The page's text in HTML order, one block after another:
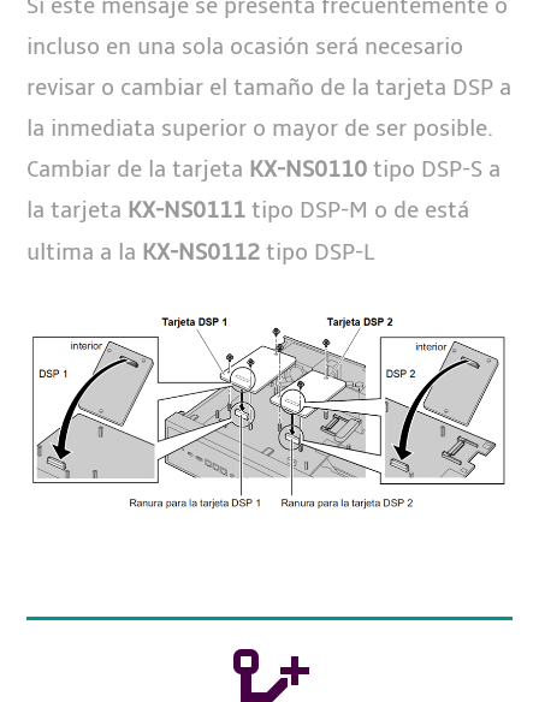
Si este mensaje se presenta frecuentemente o
incluso en una sola ocasión será necesario
revisar o cambiar el tamaño de la tarjeta DSP a
la inmediata superior o mayor de ser posible.
Cambiar de la tarjeta KX-NS0110 tipo DSP-S a
la tarjeta KX-NS0111 tipo DSP-M o de está
ultima a la KX-NS0112 tipo DSP-L